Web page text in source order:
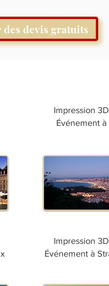
devis gratuits
Impression
Événement
Impression
Événement à